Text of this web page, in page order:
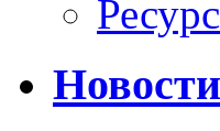
Новости